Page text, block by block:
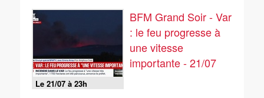
Le 21/07 à 23h
BFM Grand Soir - Var
: le feu progresse à
une vitesse
importante - 21/07